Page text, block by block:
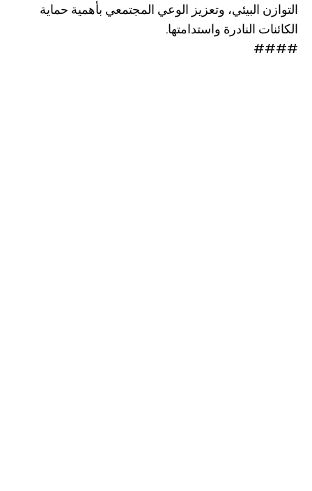
التوازن البيئي، وتعزيز الوعي المجتمعي بأهمية حماية
الكائنات النادرة واستدامتها.
####